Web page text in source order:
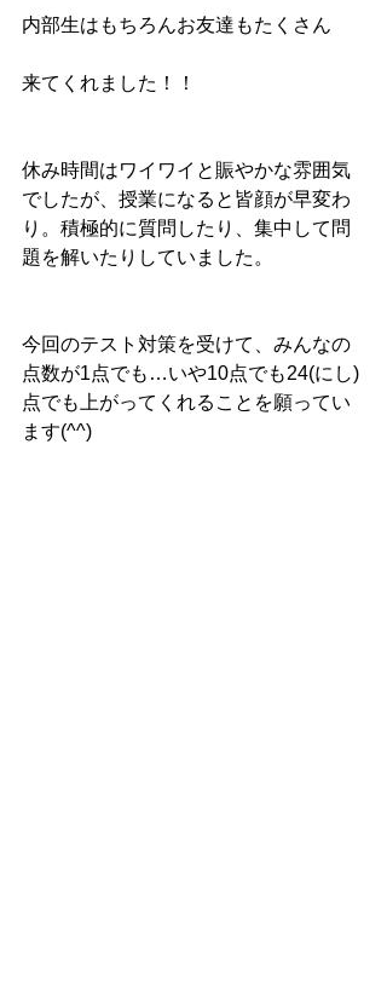
内部生はもちろんお友達もたくさん
来てくれました！！
休み時間はワイワイと賑やかな雰囲気
でしたが、授業になると皆顔が早変わ
り。積極的に質問したり、集中して問
題を解いたりしていました。
今回のテスト対策を受けて、みんなの
点数が1点でも…いや10点でも24(にし)
点でも上がってくれることを願ってい
ます(^^)